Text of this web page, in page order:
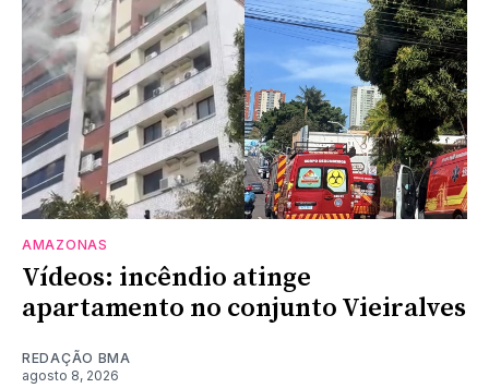
AMAZONAS
Vídeos: incêndio atinge
apartamento no conjunto Vieiralves
REDAÇÃO BMA
agosto 8, 2026